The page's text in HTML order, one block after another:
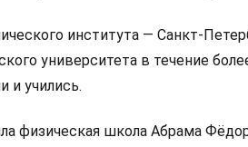
института — Санкт-
университета в течение
и учились.
физическая школа Абрама